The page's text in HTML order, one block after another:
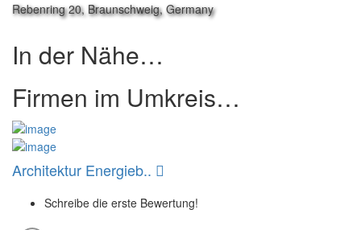
Rebenring 20, Braunschweig, Germany
In der Nähe…
Firmen im Umkreis…
Architektur Energieb..
Schreibe die erste Bewertung!